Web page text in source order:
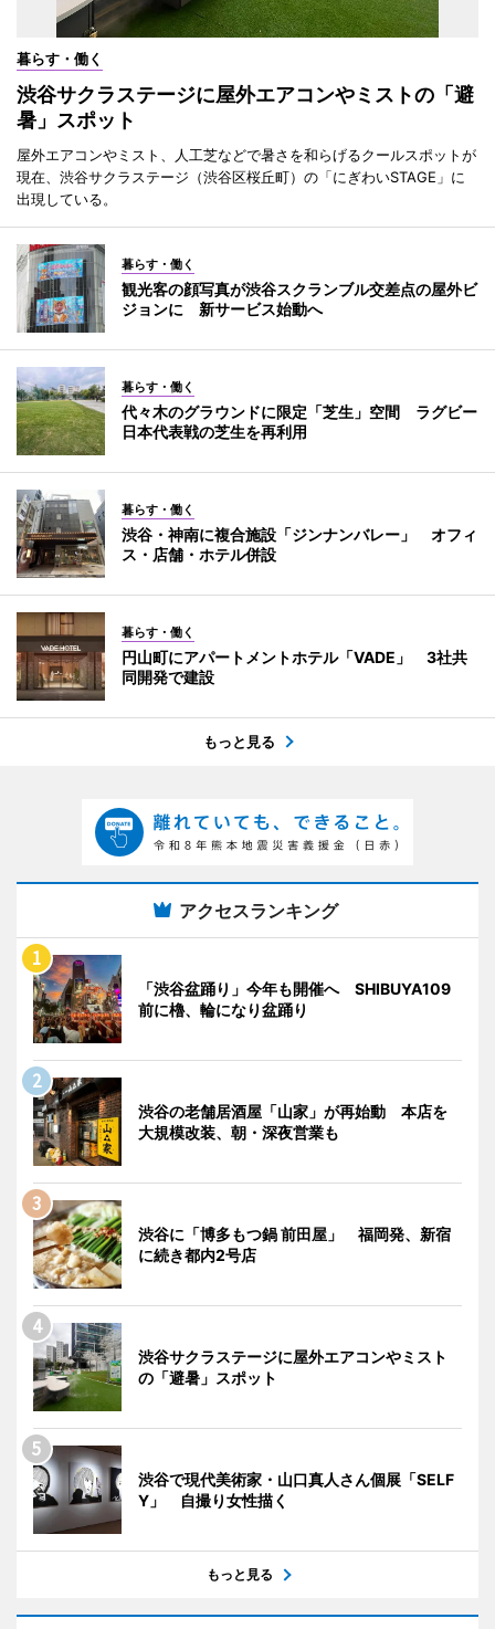
暮らす・働く
渋谷サクラステージに屋外エアコンやミストの「避
暑」スポット
屋外エアコンやミスト、人工芝などで暑さを和らげるクールスポットが
現在、渋谷サクラステージ（渋谷区桜丘町）の「にぎわいSTAGE」に
出現している。
暮らす・働く
観光客の顔写真が渋谷スクランブル交差点の屋外ビ
ジョンに 新サービス始動へ
暮らす・働く
代々木のグラウンドに限定「芝生」空間 ラグビー
日本代表戦の芝生を再利用
暮らす・働く
渋谷・神南に複合施設「ジンナンバレー」 オフィ
ス・店舗・ホテル併設
暮らす・働く
円山町にアパートメントホテル「VADE」 3社共
同開発で建設
もっと見る
アクセスランキング
「渋谷盆踊り」今年も開催へ SHIBUYA109
前に櫓、輪になり盆踊り
渋谷の老舗居酒屋「山家」が再始動 本店を
大規模改装、朝・深夜営業も
渋谷に「博多もつ鍋 前田屋」 福岡発、新宿
に続き都内2号店
渋谷サクラステージに屋外エアコンやミスト
の「避暑」スポット
渋谷で現代美術家・山口真人さん個展「SELF
Y」 自撮り女性描く
もっと見る